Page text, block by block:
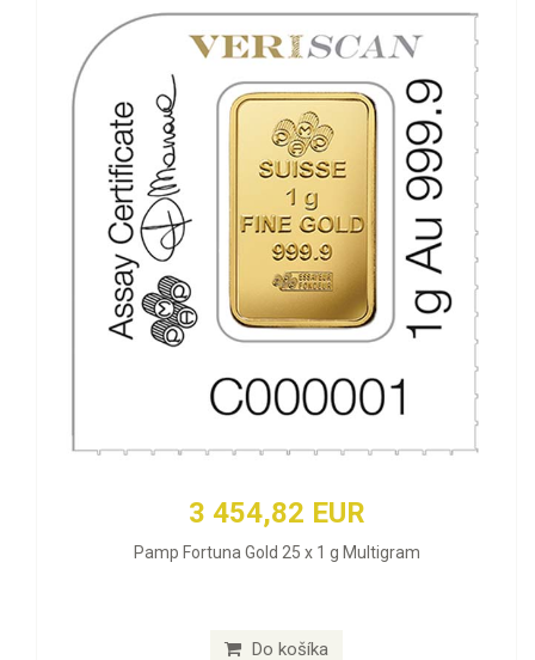
3 454,82 EUR
Pamp Fortuna Gold 25 x 1 g Multigram
Do košíka